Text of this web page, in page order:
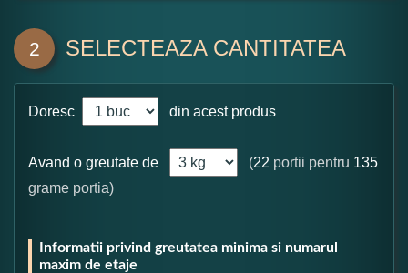
2 SELECTEAZA CANTITATEA
Doresc din acest produs
Avand o greutate de (22 portii pentru 135
grame portia)
Informatii privind greutatea minima si numarul
maxim de etaje